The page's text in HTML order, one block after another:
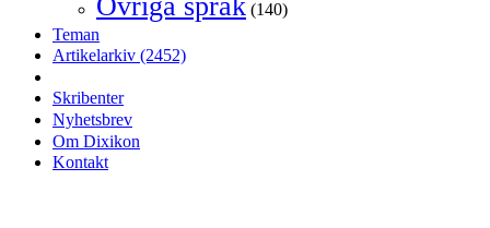
(140)
Teman
Artikelarkiv (2452)
Skribenter
Nyhetsbrev
Om Dixikon
Kontakt